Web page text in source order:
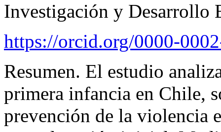
Investigación y Desarrollo
https://orcid.org/0000-
Resumen. El estudio
primera infancia en Chile,
prevención de la violencia